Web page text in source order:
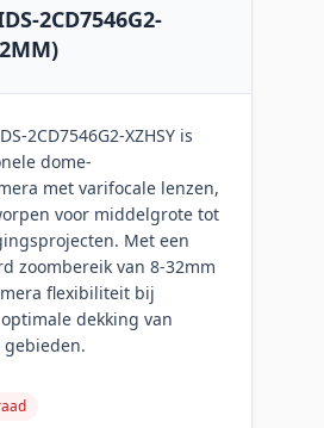
2CD7546G2-
2CD7546G2-XZHSY is
dome-
met varifocale lenzen,
voor middelgrote tot
Met een
zoombereik van 8-32mm
flexibiliteit bij
dekking van